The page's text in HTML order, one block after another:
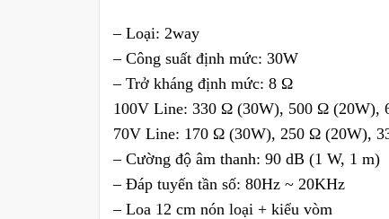
– Loại: 2way
– Công suất định mức: 30W
– Trở kháng định mức: 8 Ω
100V Line: 330 Ω (30W), 500 Ω
70V Line: 170 Ω (30W), 250 Ω (20W),
– Cường độ âm thanh: 90 dB (1 W, 1 m)
– Đáp tuyến tần số: 80Hz ~ 20KHz
– Loa 12 cm nón loại + kiểu vòm